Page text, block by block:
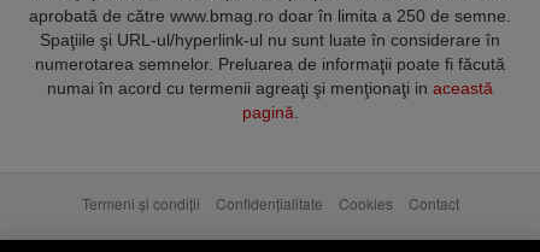
aprobată de către www.bmag.ro doar în limita a 250 de semne.
Spaţiile şi URL-ul/hyperlink-ul nu sunt luate în considerare în
numerotarea semnelor. Preluarea de informaţii poate fi făcută
numai în acord cu termenii agreaţi şi menţionaţi in această
pagină
Termeni și condiții Confidențialitate Cookies Contact